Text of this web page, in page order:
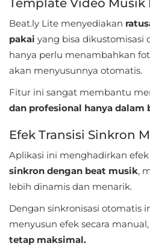
Trivia
Word
Art
Design
Auto
&
Vehicles
Beauty
Template Video Musik
Beat.ly Lite menyediakan
pakai yang bisa dikustomisasi
hanya perlu menambahkan
akan menyusunnya otomatis.
Fitur ini sangat membantu
dan profesional hanya dalam
Efek Transisi Sinkron
Aplikasi ini menghadirkan efek
sinkron dengan beat musik,
lebih dinamis dan menarik.
Dengan sinkronisasi otomatis
menyusun efek secara manual,
tetap maksimal.